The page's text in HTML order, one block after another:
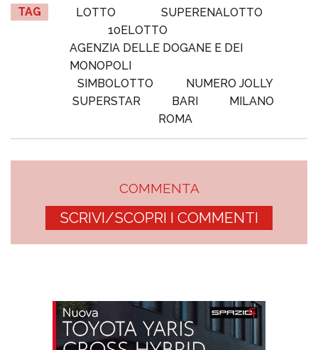
TAG LOTTO
SUPERENALOTTO
10ELOTTO
AGENZIA DELLE DOGANE E DEI
MONOPOLI
SIMBOLOTTO
NUMERO JOLLY
SUPERSTAR
BARI
MILANO
ROMA
COMMENTA
SCRIVI/SCOPRI I COMMENTI